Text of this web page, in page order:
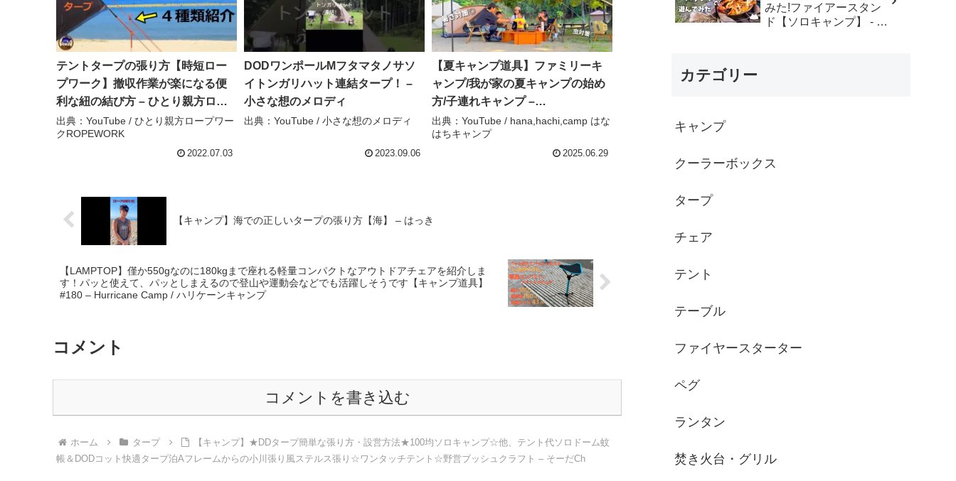
テントタープの張り方【時短ロー
プワーク】撤収作業が楽になる便
利な紐の結び方 – ひとり親方ロー
プワークROPEWORK
出典：YouTube / ひとり親方ロープワー
クROPEWORK
2022.07.03
DODワンポールMフタマタノサソ
イトンガリハット連結タープ！ –
小さな想のメロディ
出典：YouTube / 小さな想のメロディ
2023.09.06
【夏キャンプ道具】ファミリーキ
ャンプ/我が家の夏キャンプの始め
方/子連れキャンプ –
hana,hachi,camp はなはちキャン
プ
出典：YouTube / hana,hachi,camp はな
はちキャンプ
2025.06.29
【キャンプ】海での正しいタープの張り方【海】 – はっき
【LAMPTOP】僅か550gなのに180kgまで座れる軽量コンパクトなアウトドアチェアを紹介しま
す！パッと使えて、パッとしまえるので登山や運動会などでも活躍しそうです【キャンプ道具】
#180 – Hurricane Camp / ハリケーンキャンプ
コメント
コメントを書き込む
ホーム タープ
【キャンプ】★DDタープ簡単な張り方・設営方法★100均ソロキャンプ☆他、テント代ソロドーム蚊
帳＆DODコット快適タープ泊Aフレームからの小川張り風ステルス張り☆ワンタッチテント☆野営ブッシュクラフト – そーだCh
みた!ファイアースタン
ド【ソロキャンプ】 - も
カテゴリー
キャンプ
クーラーボックス
タープ
チェア
テント
テーブル
ファイヤースターター
ペグ
ランタン
焚き火台・グリル